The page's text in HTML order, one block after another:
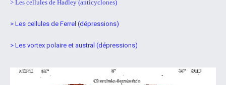
> Les cellules de Hadley (anticyclones)
> Les cellules de Ferrel (dépressions)
> Les vortex polaire et austral (dépressions)